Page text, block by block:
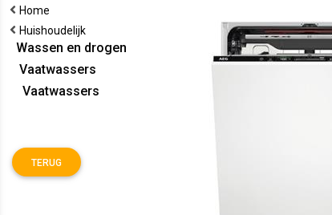
Home
Huishoudelijk
Wassen en drogen
Vaatwassers
Vaatwassers
TERUG